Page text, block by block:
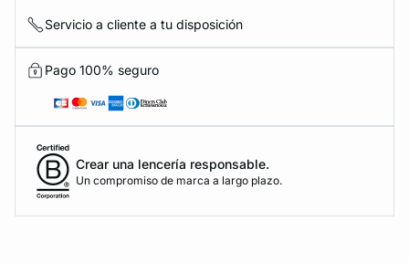
Servicio a cliente a tu disposición
Pago 100% seguro
Crear una lencería responsable.
Un compromiso de marca a largo plazo.